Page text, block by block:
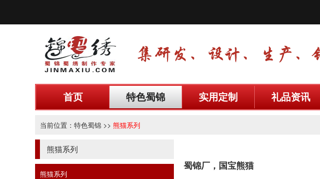
首页 特色蜀锦 实用定制 礼品资讯
当前位置： 特色蜀锦 >> 熊猫系列
熊猫系列
熊猫系列
蜀锦厂，国宝熊猫